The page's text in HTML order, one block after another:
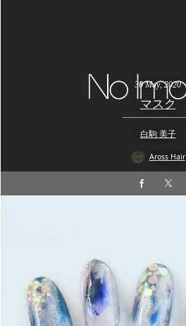
30 May,2020
マスク
白駒 美子
Aross Hair